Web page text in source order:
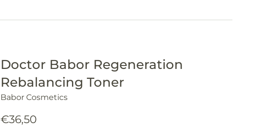
Doctor Babor Regeneration
Rebalancing Toner
Babor Cosmetics
Precio
€36,50